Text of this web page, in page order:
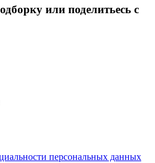
или поделитьесь с
персональных данных